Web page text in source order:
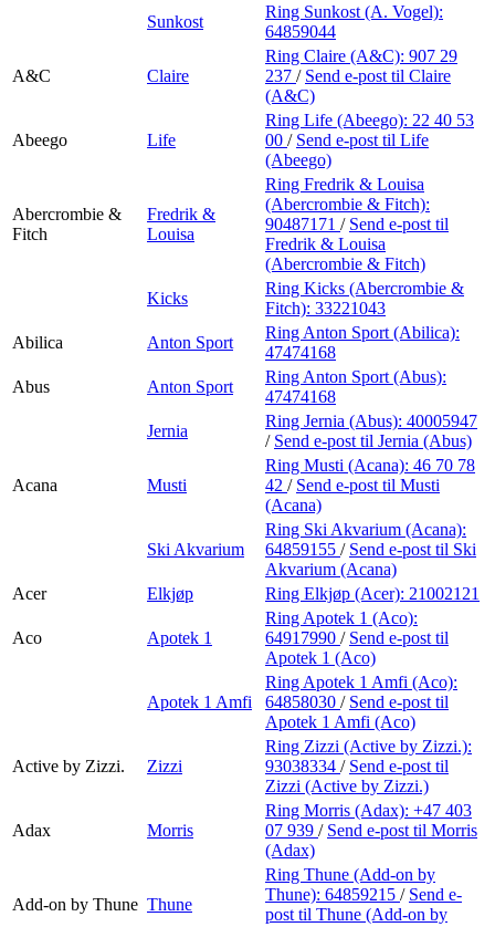
Personal ShopperSunkost
Ring Sunkost (A. Vogel):
64859044
A&C Claire
Ring Claire (A&C): 907 29
237 / Send e-post til Claire
(A&C)
Abeego Life
Ring Life (Abeego): 22 40 53
00 / Send e-post til Life
(Abeego)
Abercrombie &
Fitch
Fredrik &
Louisa
Ring Fredrik & Louisa
(Abercrombie & Fitch):
90487171 / Send e-post til
Fredrik & Louisa
(Abercrombie & Fitch)
Kicks
Ring Kicks (Abercrombie &
Fitch): 33221043
Abilica
Anton Sport
Ring Anton Sport (Abilica):
47474168
Abus
Anton Sport
Ring Anton Sport (Abus):
47474168
Jernia
Ring Jernia (Abus): 40005947
/ Send e-post til Jernia (Abus)
Acana Musti
Ring Musti (Acana): 46 70 78
42 / Send e-post til Musti
(Acana)
Ski Akvarium
Ring Ski Akvarium (Acana):
64859155 / Send e-post til Ski
Akvarium (Acana)
Acer
Elkjøp Ring Elkjøp (Acer): 21002121
Aco Apotek 1
Ring Apotek 1 (Aco):
64917990 / Send e-post til
Apotek 1 (Aco)
Apotek 1 Amfi
Ring Apotek 1 Amfi (Aco):
64858030 / Send e-post til
Apotek 1 Amfi (Aco)
Active by Zizzi. Zizzi
Ring Zizzi (Active by Zizzi.):
93038334 / Send e-post til
Zizzi (Active by Zizzi.)
Adax Morris
Ring Morris (Adax): +47 403
07 939 / Send e-post til Morris
(Adax)
Add-on by Thune Thune
Ring Thune (Add-on by
Thune): 64859215 / Send e-
post til Thune (Add-on by